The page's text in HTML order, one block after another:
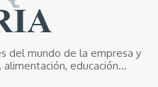
del mundo de la empresa y
educación...